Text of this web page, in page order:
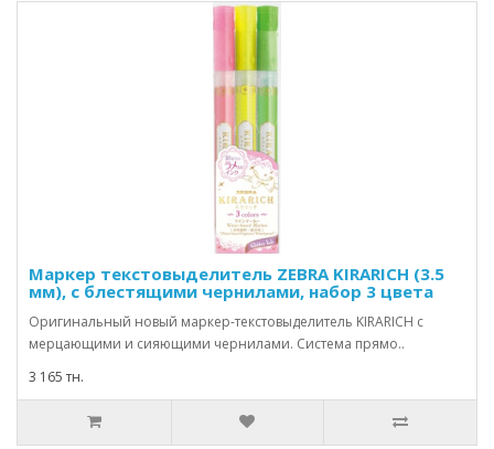
Маркер текстовыделитель ZEBRA KIRARICH (3.5
мм), с блестящими чернилами, набор 3 цвета
Оригинальный новый маркер-текстовыделитель KIRARICH с
мерцающими и сияющими чернилами. Система прямо..
3 165 тн.